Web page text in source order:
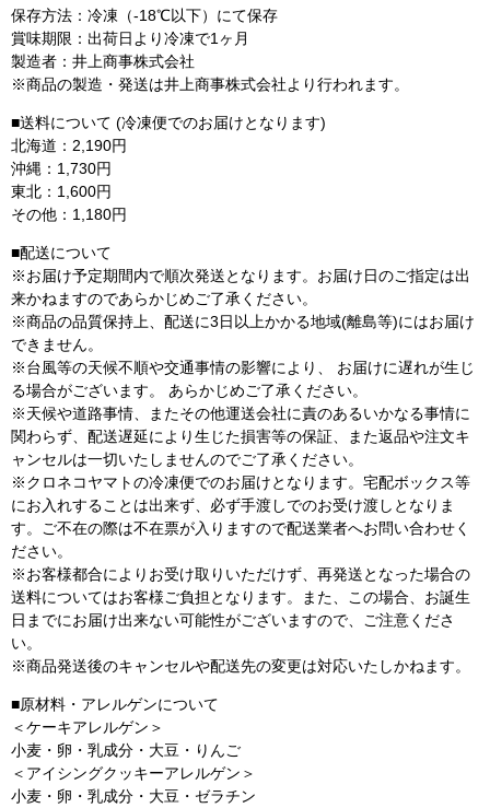
保存方法：冷凍（-18℃以下）にて保存
賞味期限：出荷日より冷凍で1ヶ月
製造者：井上商事株式会社
※商品の製造・発送は井上商事株式会社より行われます。
■送料について (冷凍便でのお届けとなります)
北海道：2,190円
沖縄：1,730円
東北：1,600円
その他：1,180円
■配送について
※お届け予定期間内で順次発送となります。お届け日のご指定は出
来かねますのであらかじめご了承ください。
※商品の品質保持上、配送に3日以上かかる地域(離島等)にはお届け
できません。
※台風等の天候不順や交通事情の影響により、 お届けに遅れが生じ
る場合がございます。 あらかじめご了承ください。
※天候や道路事情、またその他運送会社に責のあるいかなる事情に
関わらず、配送遅延により生じた損害等の保証、また返品や注文キ
ャンセルは一切いたしませんのでご了承ください。
※クロネコヤマトの冷凍便でのお届けとなります。宅配ボックス等
にお入れすることは出来ず、必ず手渡しでのお受け渡しとなりま
す。ご不在の際は不在票が入りますので配送業者へお問い合わせく
ださい。
※お客様都合によりお受け取りいただけず、再発送となった場合の
送料についてはお客様ご負担となります。また、この場合、お誕生
日までにお届け出来ない可能性がございますので、ご注意くださ
い。
※商品発送後のキャンセルや配送先の変更は対応いたしかねます。
■原材料・アレルゲンについて
＜ケーキアレルゲン＞
小麦・卵・乳成分・大豆・りんご
＜アイシングクッキーアレルゲン＞
小麦・卵・乳成分・大豆・ゼラチン